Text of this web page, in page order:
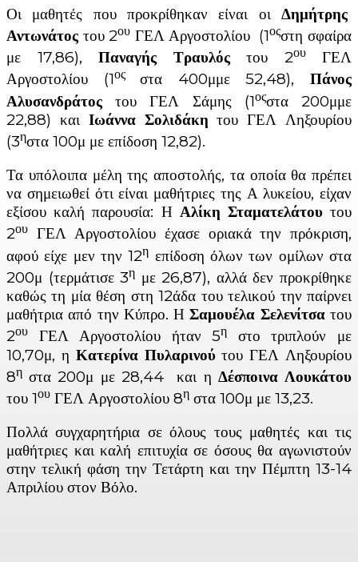
Οι μαθητές που προκρίθηκαν είναι οιΔημήτρης
Αντωνάτος του 2ου ΓΕΛ Αργοστολίου (1οςστη σφαίρα
με 17,86), Παναγής Τραυλόςτου 2ουΓΕΛ
Αργοστολίου (1ος στα 400μμε 52,48),Πάνος
Αλυσανδράτος του ΓΕΛ Σάμης (1οςστα 200μμε
22,88) και Ιωάννα Σολιδάκη του ΓΕΛ Ληξουρίου
(3ηστα 100μ με επίδοση 12,82).
Τα υπόλοιπα μέλη της αποστολής, τα οποία θα πρέπει
να σημειωθεί ότι είναι μαθήτριες της Α λυκείου, είχαν
εξίσου καλή παρουσία: Η Αλίκη Σταματελάτουτου
2ου ΓΕΛ Αργοστολίου έχασε οριακά την πρόκριση,
αφού είχε μεν την 12η επίδοση όλων των ομίλων στα
200μ (τερμάτισε 3η με 26,87), αλλά δεν προκρίθηκε
καθώς τη μία θέση στη 12άδα του τελικού την παίρνει
μαθήτρια από την Κύπρο. ΗΣαμουέλα Σελενίτσατου
2ου ΓΕΛ Αργοστολίου ήταν 5η
στο τριπλούν με
10,70μ, η Κατερίνα Πυλαρινούτου ΓΕΛ Ληξουρίου
8η στα 200μ με 28,44 και η Δέσποινα Λουκάτου
του 1ου ΓΕΛ Αργοστολίου 8η στα 100μ με 13,23.
Πολλά συγχαρητήρια σε όλους τους μαθητές και τις
μαθήτριες και καλή επιτυχία σε όσους θα αγωνιστούν
στην τελική φάση την Τετάρτη και την Πέμπτη 13-14
Απριλίου στον Βόλο.